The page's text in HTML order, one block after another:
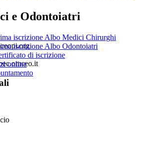
e Odontoiatri
iscrizione Albo Medici Chirurghi
iscrizione Albo Odontoiatri
di iscrizione
online